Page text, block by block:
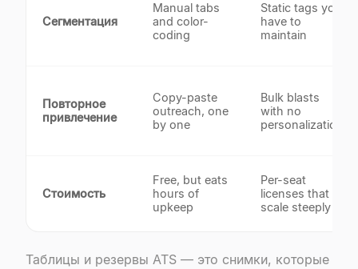
Сегментация
Manual tabs
and color-
coding
Static tags you
have to
maintain
Повторное
привлечение
Copy-paste
outreach, one
by one
Bulk blasts
with no
personalization
Стоимость
Free, but eats
hours of
upkeep
Per-seat
licenses that
scale steeply
Таблицы и резервы ATS — это снимки, которые